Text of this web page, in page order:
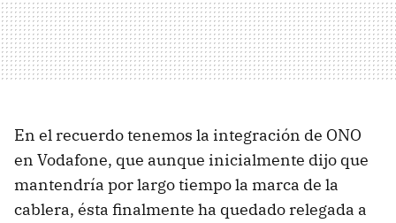
En el recuerdo tenemos la integración de ONO
en Vodafone, que aunque inicialmente dijo que
mantendría por largo tiempo la marca de la
cablera, ésta finalmente ha quedado relegada a